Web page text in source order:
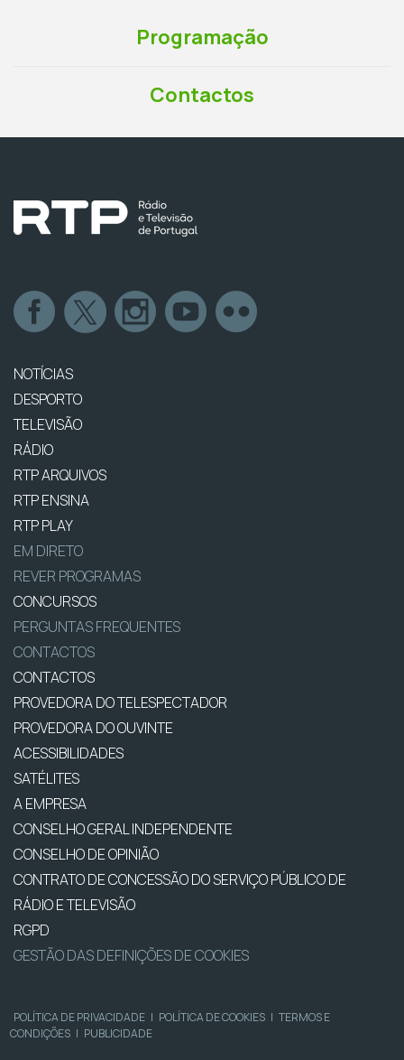
Programação
Contactos
NOTÍCIAS
DESPORTO
TELEVISÃO
RÁDIO
RTP ARQUIVOS
RTP ENSINA
RTP PLAY
EM DIRETO
REVER PROGRAMAS
CONCURSOS
PERGUNTAS FREQUENTES
CONTACTOS
CONTACTOS
PROVEDORA DO TELESPECTADOR
PROVEDORA DO OUVINTE
ACESSIBILIDADES
SATÉLITES
A EMPRESA
CONSELHO GERAL INDEPENDENTE
CONSELHO DE OPINIÃO
CONTRATO DE CONCESSÃO DO SERVIÇO PÚBLICO DE
RÁDIO E TELEVISÃO
RGPD
GESTÃO DAS DEFINIÇÕES DE COOKIES
POLÍTICA DE PRIVACIDADE | POLÍTICA DE COOKIES | TERMOS E
CONDIÇÕES | PUBLICIDADE